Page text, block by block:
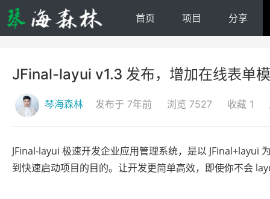
首页 项目 分享
JFinal-layui v1.3 发布，增加在线表单
琴海森林 发布于 7年前 浏览 7527 收藏 1
JFinal-layui 极速开发企业应用管理系统，是以 JFinal+layui
到快速启动项目的目的。让开发更简单高效，即使你不会